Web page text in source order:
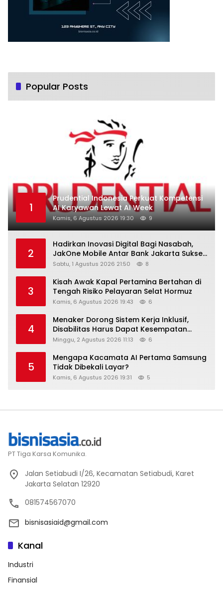
Popular Posts
1
Prudential Indonesia Perkuat Kompetensi
AI Karyawan Lewat AI Week
Kamis, 6 Agustus 2026 19:30 9
2
Hadirkan Inovasi Digital Bagi Nasabah,
JakOne Mobile Antar Bank Jakarta Sukses
Raih Digital Excellence Awards 2026
Sabtu, 1 Agustus 2026 21:50 8
3
Kisah Awak Kapal Pertamina Bertahan di
Tengah Risiko Pelayaran Selat Hormuz
Kamis, 6 Agustus 2026 19:43 6
4
Menaker Dorong Sistem Kerja Inklusif,
Disabilitas Harus Dapat Kesempatan
Setara
Minggu, 2 Agustus 2026 11:13 6
5
Mengapa Kacamata AI Pertama Samsung
Tidak Dibekali Layar?
Kamis, 6 Agustus 2026 19:31 5
PT Tiga Karsa Komunika.
Jalan Setiabudi I/26, Kecamatan Setiabudi, Karet
Jakarta Selatan 12920
081574567070
bisnisasiaid@gmail.com
Kanal
Industri
Finansial